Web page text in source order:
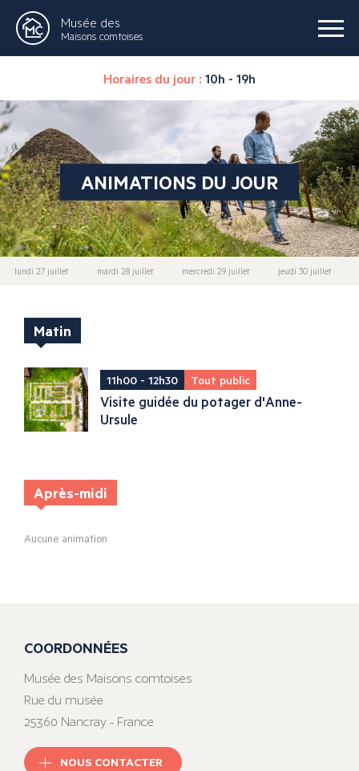
Musée des
Maisons comtoises
Horaires du jour : 10h - 19h
ANIMATIONS DU JOUR
lundi 27 juillet mardi 28 juillet mercredi 29 juillet jeudi 30 juillet
Matin
11h00 - 12h30 Tout public
Visite guidée du potager d'Anne-
Ursule
Après-midi
Aucune animation
COORDONNÉES
Musée des Maisons comtoises
Rue du musée
25360 Nancray - France
NOUS CONTACTER